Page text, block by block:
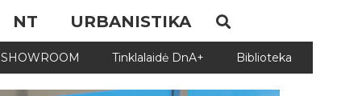
NT URBANISTIKA
SHOWROOM Tinklalaidė DnA+ Biblioteka